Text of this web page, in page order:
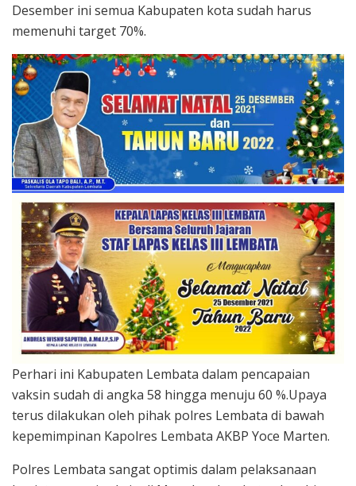
Desember ini semua Kabupaten kota sudah harus
memenuhi target 70%.
Perhari ini Kabupaten Lembata dalam pencapaian
vaksin sudah di angka 58 hingga menuju 60 %.Upaya
terus dilakukan oleh pihak polres Lembata di bawah
kepemimpinan Kapolres Lembata AKBP Yoce Marten.
Polres Lembata sangat optimis dalam pelaksanaan